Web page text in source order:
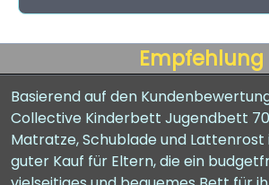
Empfehlung
Basierend auf den
Collective Kinderbett Jugendbett
Matratze, Schublade und
guter Kauf für Eltern, die ein